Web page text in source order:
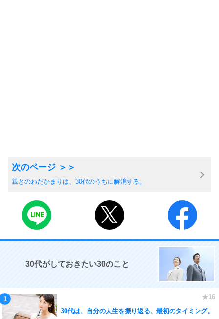
親とのわだかまりは、30代のうちに解消する。
30代がしておきたい30のこと
30代は、自分の人生を振り返る、最初のタイミング。